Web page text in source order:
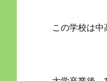
この学校は中